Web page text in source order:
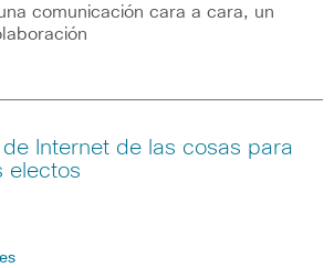
comunicación cara a cara, un
Internet de las cosas para
electos